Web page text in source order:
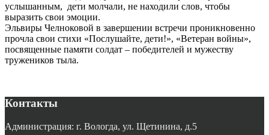
услышанным, дети молчали, не находили слов, чтобы
выразить свои эмоции.
Эльвиры Челноковой в завершении встречи проникновенно
прочла свои стихи «Послушайте, дети!», «Ветеран войны»,
посвященные памяти солдат – победителей и мужеству
тружеников тыла.
Контакты
Администрация: г. Вологда, ул. Щетинина, д.5